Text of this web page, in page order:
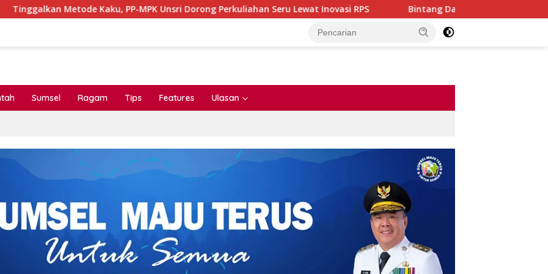
Kaku, PP-MPK Unsri Dorong Perkuliahan Seru Lewat Inovasi RPS Bintang Dangdut Plus 2026 Resmi Dimulai, Ajang
Sumsel Ragam Tips Features Ulasan